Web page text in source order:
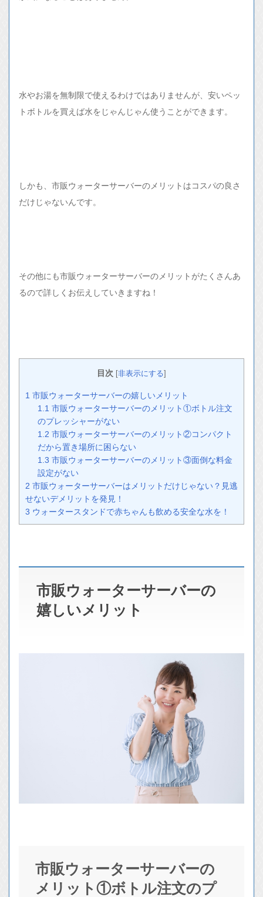
水やお湯を無制限で使えるわけではありませんが、安いペッ
トボトルを買えば水をじゃんじゃん使うことができます。
しかも、市販ウォーターサーバーのメリットはコスパの良さ
だけじゃないんです。
その他にも市販ウォーターサーバーのメリットがたくさんあ
るので詳しくお伝えしていきますね！
目次 [非表示にする]
1 市販ウォーターサーバーの嬉しいメリット
1.1 市販ウォーターサーバーのメリット①ボトル注文
のプレッシャーがない
1.2 市販ウォーターサーバーのメリット②コンパクト
だから置き場所に困らない
1.3 市販ウォーターサーバーのメリット③面倒な料金
設定がない
2 市販ウォーターサーバーはメリットだけじゃない？見逃
せないデメリットを発見！
3 ウォータースタンドで赤ちゃんも飲める安全な水を！
市販ウォーターサーバーの
嬉しいメリット
市販ウォーターサーバーの
メリット①ボトル注文のプ